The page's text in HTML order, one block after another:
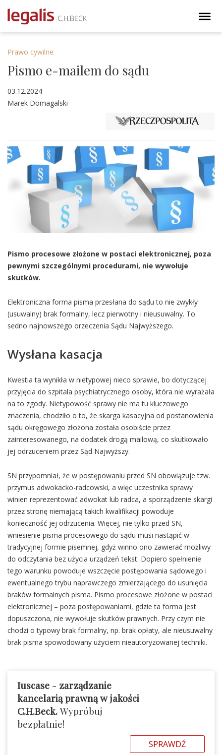
Prawo cywilne
Pismo e-mailem do sądu
03.12.2024
Marek Domagalski
Pismo procesowe złożone w postaci elektronicznej, poza
pewnymi szczególnymi procedurami, nie wywołuje
skutków.
Elektroniczna forma pisma przesłana do sądu to nie zwykły
(usuwalny) brak formalny, lecz pierwotny i nieusuwalny. To
sedno najnowszego orzeczenia Sądu Najwyższego.
Wysłana kasacja
Kwestia ta wynikła w nietypowej nieco sprawie, bo dotyczącej
przyjęcia do szpitala psychiatrycznego osoby, która nie wyrażała
na to zgody. Nietypowość sprawy nie ma tu kluczowego
znaczenia, chodziło o to, że skarga kasacyjna od postanowienia
sądu okręgowego złożona została osobiście przez
zainteresowanego, na dodatek drogą mailową, co skutkowało
jej odrzuceniem przez Sąd Najwyższy.
SN przypomniał, że w postępowaniu przed SN obowiązuje tzw.
przymus adwokacko-radcowski, a więc uczestnika sprawy
winien reprezentować adwokat lub radca, a sporządzenie skargi
przez stronę niemającą takich kwalifikacji powoduje
konieczność jej odrzucenia. Więcej, nie tylko przed SN,
wniesienie pisma procesowego do sądu musi nastąpić w
tradycyjnej formie pisemnej, gdyż winno ono zawierać możliwy
do odczytania bez użycia urządzeń tekst. Dopiero spełnienie
tego warunku powoduje wszczęcie postępowania sądowego i
ewentualnego trybu naprawczego zmierzającego do usunięcia
braków formalnych pisma. Pismo procesowe złożone w postaci
elektronicznej – poza postępowaniami, gdzie ta forma jest
dopuszczona, nie wywołuje skutków prawnych. Przy czym nie
chodzi o typowy brak formalny, np. brak opłaty, ale nieusuwalny
brak pisma spowodowany użyciem nieautoryzowanej techniki.
Iuscase - zarządzanie
kancelarią prawną w jakości
C.H.Beck.Wypróbuj
bezpłatnie!
SPRAWDŹ